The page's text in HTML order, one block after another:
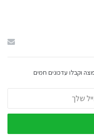
וקבלו עדכונים חמים